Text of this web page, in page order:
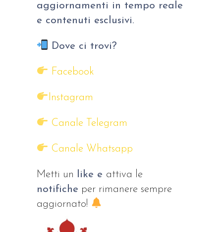
aggiornamenti in tempo reale
e contenuti esclusivi.
Dove ci trovi?
Facebook
Instagram
Canale Telegram
Canale Whatsapp
Metti un like e attiva le
notifiche per rimanere sempre
aggiornato!